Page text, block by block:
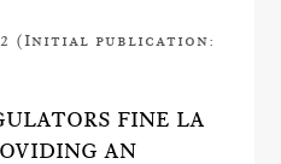
(Initial publication:
FINE LA
AN